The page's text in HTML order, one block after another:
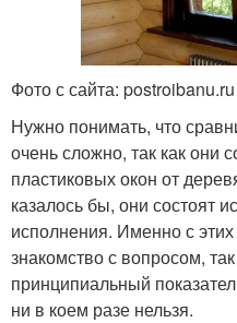
Фото с сайта: postroibanu.ru
Нужно понимать, что
очень сложно, так как они
пластиковых окон от
казалось бы, они состоят
исполнения. Именно с
знакомство с вопросом,
принципиальный
ни в коем разе нельзя.